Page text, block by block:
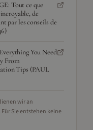
Tout ce que
de
par les conseils de
You Need
From
Tips (PAUL
wir an
Sie entstehen keine